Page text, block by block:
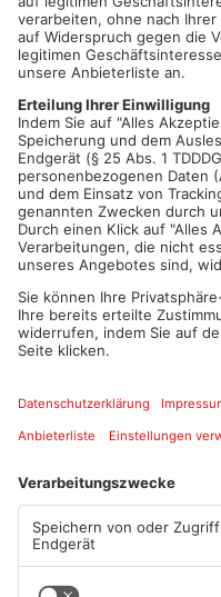
PLAY
Leiter der Museen
Leiterin des Kirchner- Hauses